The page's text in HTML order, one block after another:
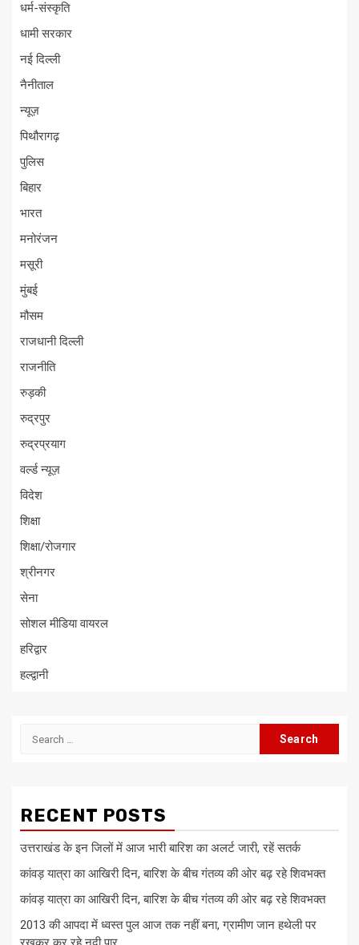
धर्म-संस्कृति
धामी सरकार
नई दिल्ली
नैनीताल
न्यूज़
पिथौरागढ़
पुलिस
बिहार
भारत
मनोरंजन
मसूरी
मुंबई
मौसम
राजधानी दिल्ली
राजनीति
रुड़की
रुद्रपुर
रुद्रप्रयाग
वर्ल्ड न्यूज़
विदेश
शिक्षा
शिक्षा/रोजगार
श्रीनगर
सेना
सोशल मीडिया वायरल
हरिद्वार
हल्द्वानी
Search
RECENT POSTS
उत्तराखंड के इन जिलों में आज भारी बारिश का अलर्ट जारी, रहें सतर्क
कांवड़ यात्रा का आखिरी दिन, बारिश के बीच गंतव्य की ओर बढ़ रहे शिवभक्त
कांवड़ यात्रा का आखिरी दिन, बारिश के बीच गंतव्य की ओर बढ़ रहे शिवभक्त
2013 की आपदा में ध्वस्त पुल आज तक नहीं बना, ग्रामीण जान हथेली पर